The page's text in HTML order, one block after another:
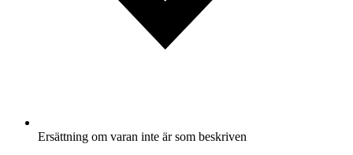
Ersättning om varan inte är som beskriven